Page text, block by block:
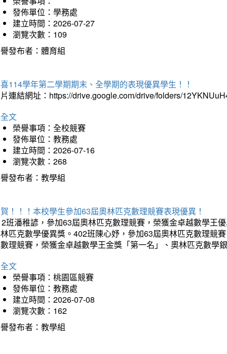
發佈單位：學務處
建立時間：2026-07-27
瀏覽次數：109
發布者：體育組
114學年第二學期期末、全學期的表現優異學生！！
連結網址：https://drive.google.com/drive/folders/
文
榮譽事項：全校競賽
發佈單位：教務處
建立時間：2026-07-16
瀏覽次數：268
發布者：教學組
！！！本校學生參加63屆奧林匹克數理競賽表現優異！
班潘稚諺，參加63屆奧林匹克數理競賽，榮獲金卓越數學王
匹克數學優異獎。402班陳心妤，參加63屆奧林匹克數理競
理競賽，榮獲金卓越數學王金獎「第一名」、奧林匹克數學
文
榮譽事項：桃園區競賽
發佈單位：教務處
建立時間：2026-07-08
瀏覽次數：162
發布者：教學組